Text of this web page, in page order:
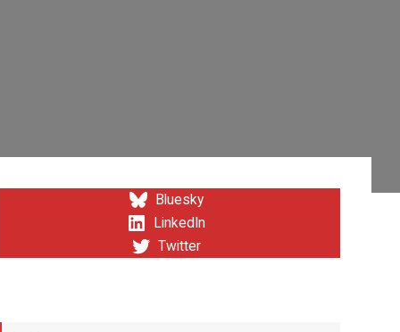
Bluesky
LinkedIn
Twitter